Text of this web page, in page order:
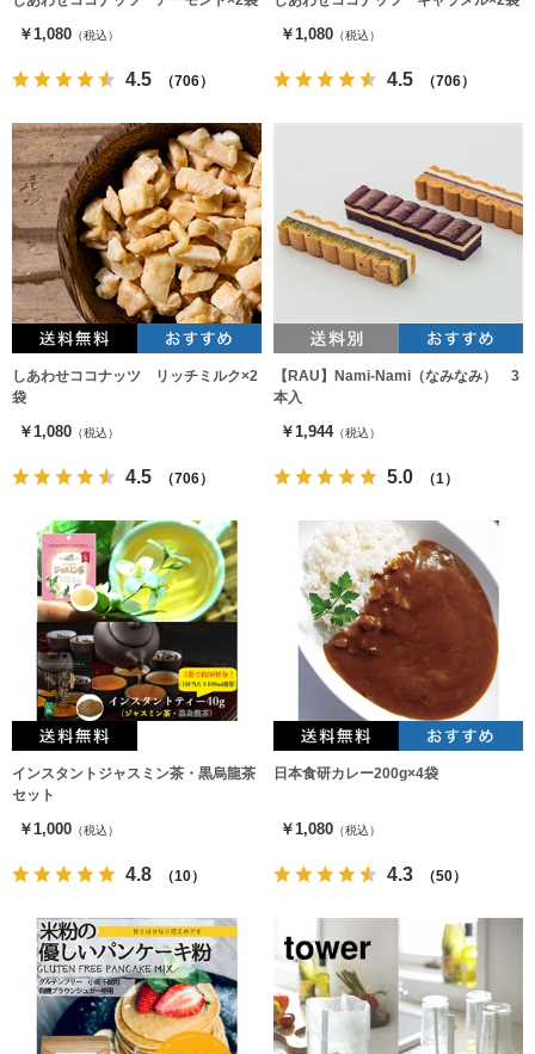
￥1,080 （税込）
4.5 （706）
￥1,080 （税込）
4.5 （706）
しあわせココナッツ リッチミルク×2
袋
￥1,080 （税込）
4.5 （706）
【RAU】Nami-Nami（なみなみ） 3
本入
￥1,944（税込）
5.0 （1）
インスタントジャスミン茶・黒烏龍茶
セット
￥1,000 （税込）
4.8 （10）
日本食研カレー200g×4袋
￥1,080 （税込）
4.3 （50）